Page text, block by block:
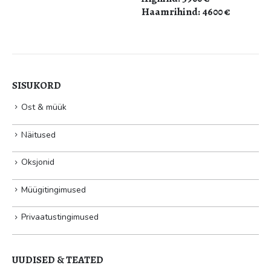
Haamrihind: 4600 €
SISUKORD
Ost & müük
Näitused
Oksjonid
Müügitingimused
Privaatustingimused
UUDISED & TEATED